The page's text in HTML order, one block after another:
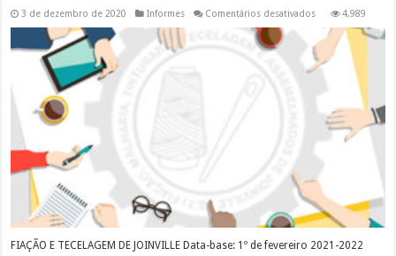
3 de dezembro de 2020 Informes Comentários desativadosem
Pauta
de
Reivindicações
Para
Convenção
Coletivo
4,989
FIAÇÃO E TECELAGEM DE JOINVILLE Data-base: 1º de fevereiro 2021-2022